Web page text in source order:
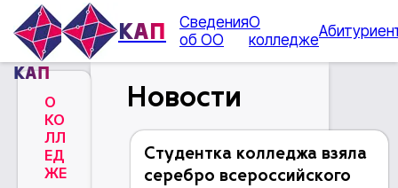
КАП
КАП
Сведения
об ОО
О
колледже
О
КО
ЛЛ
ЕД
ЖЕ
Новости
Студентка колледжа взяла
серебро всероссийского